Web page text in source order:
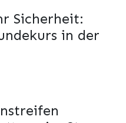
Sicherheit:
in der